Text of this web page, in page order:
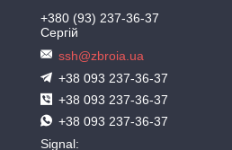
+380 (93) 237-36-37
Сергій
ssh@zbroia.ua
+38 093 237-36-37
+38 093 237-36-37
+38 093 237-36-37
Signal